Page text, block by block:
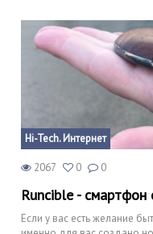
Hi-Tech. Интернет
2067 0 0
Runcible - смартфон
Если у вас есть желание